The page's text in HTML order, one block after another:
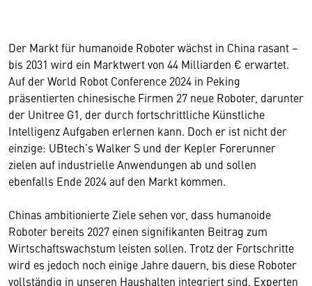
Der Markt für humanoide Roboter wächst in China rasant –
bis 2031 wird ein Marktwert von 44 Milliarden € erwartet.
Auf der World Robot Conference 2024 in Peking
präsentierten chinesische Firmen 27 neue Roboter, darunter
der Unitree G1, der durch fortschrittliche Künstliche
Intelligenz Aufgaben erlernen kann. Doch er ist nicht der
einzige: UBtech’s Walker S und der Kepler Forerunner
zielen auf industrielle Anwendungen ab und sollen
ebenfalls Ende 2024 auf den Markt kommen.
Chinas ambitionierte Ziele sehen vor, dass humanoide
Roboter bereits 2027 einen signifikanten Beitrag zum
Wirtschaftswachstum leisten sollen. Trotz der Fortschritte
wird es jedoch noch einige Jahre dauern, bis diese Roboter
vollständig in unseren Haushalten integriert sind. Experten